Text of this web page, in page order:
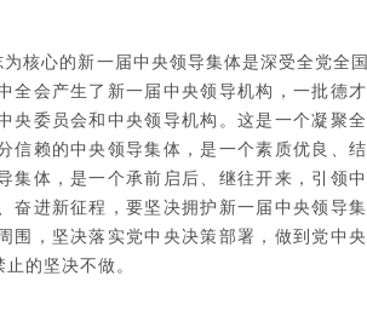
为核心的新一届中央领导集体是深受全党全
全会产生了新一届中央领导机构，一批德
央委员会和中央领导机构。这是一个凝聚
信赖的中央领导集体，是一个素质优良、
集体，是一个承前启后、继往开来，引领
奋进新征程，要坚决拥护新一届中央领导
围，坚决落实党中央决策部署，做到党中
的坚决不做。